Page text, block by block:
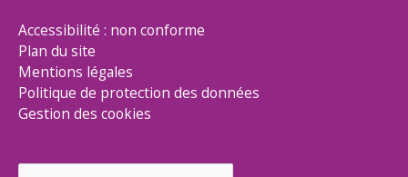
Accessibilité : non conforme
Plan du site
Mentions légales
Politique de protection des données
Gestion des cookies